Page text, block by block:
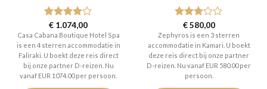
Gewaardeerd
4uit 5
€ 1.074,00
Casa Cabana Boutique Hotel Spa
is een 4 sterren accommodatie in
Faliraki. U boekt deze reis direct
bij onze partner D-reizen. Nu
vanaf EUR 1074.00 per persoon.
Gewaardeerd
3uit 5
€580,00
Zephyros is een 3 sterren
accommodatie in Kamari. U boekt
deze reis direct bij onze partner
D-reizen. Nu vanaf EUR 580.00 per
persoon.